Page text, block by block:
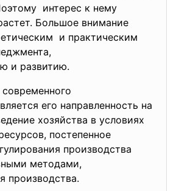
интерес к нему
Большое внимание
и практическим
и развитию.
его направленность на
хозяйства в условиях
постепенное
производства
методами,
производства.